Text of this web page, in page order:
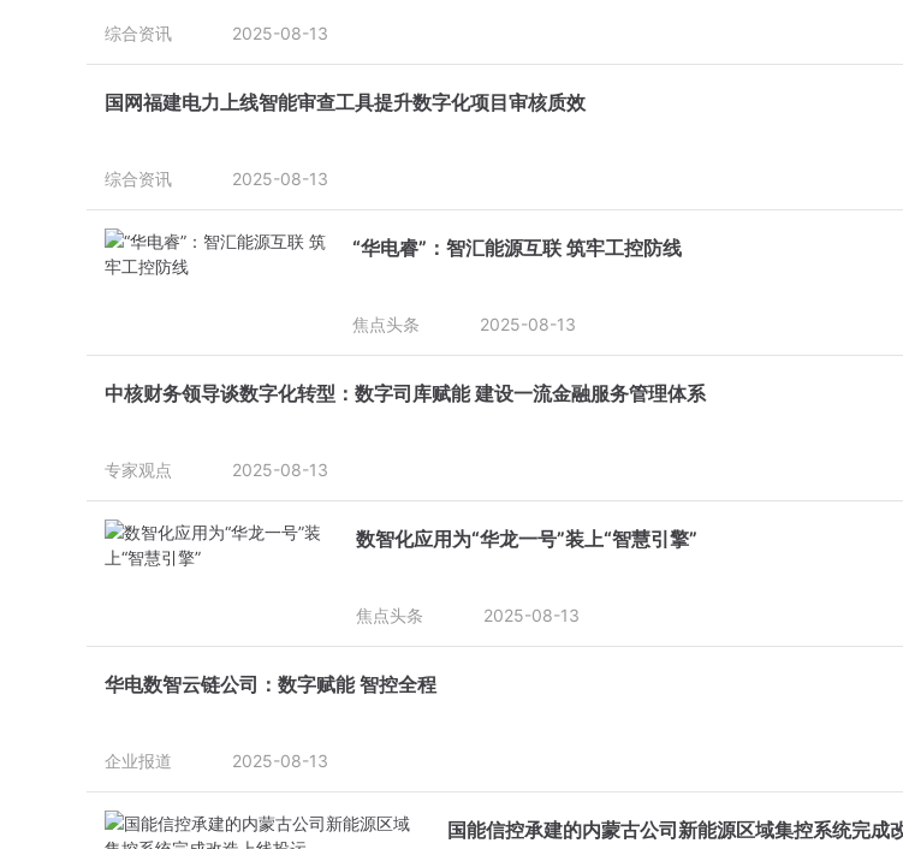
综合资讯 2025-08-13
国网福建电力上线智能审查工具提升数字化项目审核质效
综合资讯 2025-08-13
“华电睿”：智汇能源互联 筑牢工控防线
焦点头条 2025-08-13
中核财务领导谈数字化转型：数字司库赋能 建设一流金融服务管理体系
专家观点 2025-08-13
数智化应用为“华龙一号”装上“智慧引擎”
焦点头条 2025-08-13
华电数智云链公司：数字赋能 智控全程
企业报道 2025-08-13
国能信控承建的内蒙古公司新能源区域集控系统完成